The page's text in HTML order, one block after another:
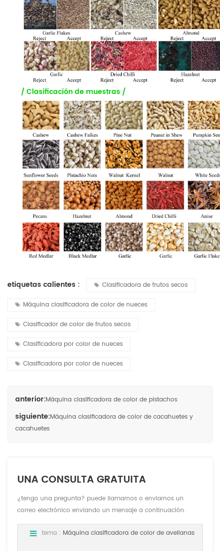
/ Clasificación de muestras /
etiquetas calientes : Clasificadora de frutos secos
Máquina clasificadora de color de nueces
Clasificador de color de frutos secos
Clasificadora por color de nueces
Clasificadora por color de nueces
anterior:Máquina clasificadora de color de pistachos
siguiente:Máquina clasificadora de color de cacahuetes y
cacahuetes
UNA CONSULTA GRATUITA
¿tengo una pregunta? puede llamarnos o enviarnos un
correo electrónico enviando un mensaje a continuación.
tema : Máquina clasificadora de color de avellanas